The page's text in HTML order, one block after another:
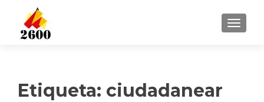
Etiqueta: ciudadanear